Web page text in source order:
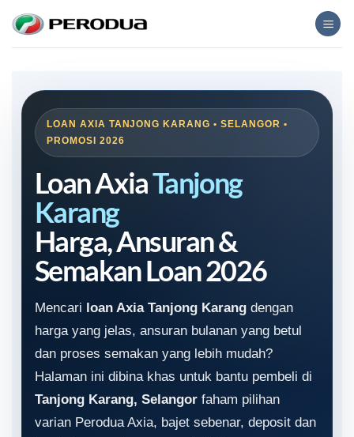
content
LOAN AXIA TANJONG KARANG • SELANGOR •
PROMOSI 2026
Loan AxiaTanjong
Karang
Harga, Ansuran &
Semakan Loan 2026
Mencari loan Axia Tanjong Karang dengan
harga yang jelas, ansuran bulanan yang betul
dan proses semakan yang lebih mudah?
Halaman ini dibina khas untuk bantu pembeli di
Tanjong Karang, Selangor faham pilihan
varian Perodua Axia, bajet sebenar, deposit dan